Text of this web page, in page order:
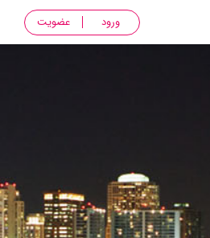
ورود عضویت